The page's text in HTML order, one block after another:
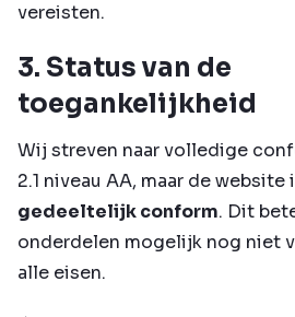
vereisten.
3. Status van de
toegankelijkheid
Wij streven naar volledige
2.1 niveau AA, maar de
gedeeltelijk conform. Dit
onderdelen mogelijk nog niet
alle eisen.